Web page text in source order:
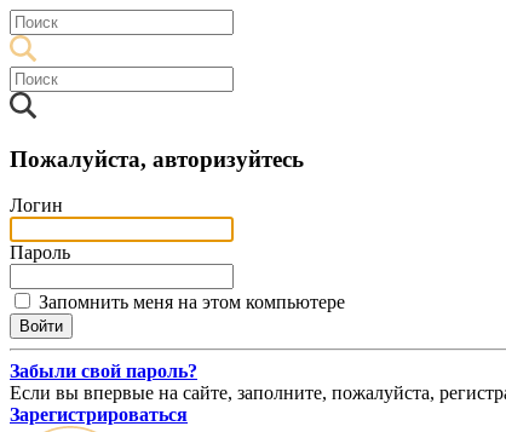
Пожалуйста, авторизуйтесь
Логин
Пароль
Запомнить меня на этом компьютере
Забыли свой пароль?
Если вы впервые на сайте, заполните, пожалуйста,
Зарегистрироваться